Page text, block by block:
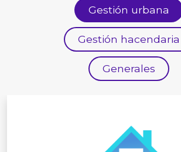
Gestión urbana
Gestión hacendaria
Generales